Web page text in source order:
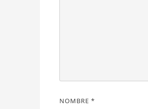
NOMBRE *